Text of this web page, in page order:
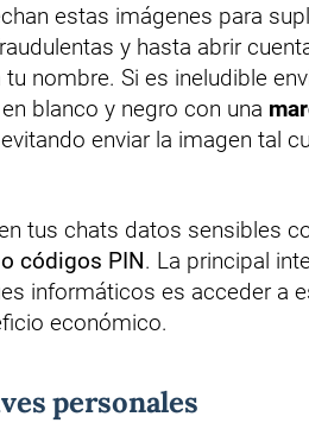
estas imágenes para
y hasta abrir
nombre. Si es ineludible
blanco y negro con una
enviar la imagen tal
tus chats datos sensibles
códigos PIN. La principal
informáticos es acceder a
económico.
personales